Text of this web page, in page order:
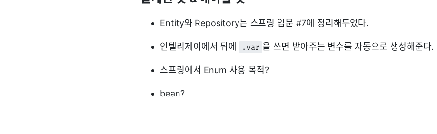
Entity와 Repository는 스프링 입문 #7에 정리해두었다.
인텔리제이에서 뒤에 .var 을 쓰면 받아주는 변수를 자동으로 생성해준다.
스프링에서 Enum 사용 목적?
bean?